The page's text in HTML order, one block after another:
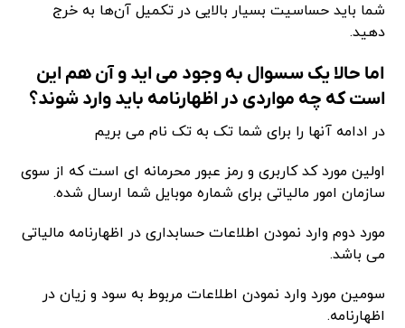
شما باید حساسیت بسیار بالایی در تکمیل آن‌ها به خرج
دهید.
اما حالا یک سسوال به وجود می اید و آن هم این
است که چه مواردی در اظهارنامه باید وارد شوند؟
در ادامه آنها را برای شما تک به تک نام می بریم
اولین مورد کد کاربری و رمز عبور محرمانه ای است که از سوی
سازمان امور مالیاتی برای شماره موبایل شما ارسال شده.
مورد دوم وارد نمودن اطلاعات حسابداری در اظهارنامه مالیاتی
می باشد.
سومین مورد وارد نمودن اطلاعات مربوط به سود و زیان در
اظهارنامه.